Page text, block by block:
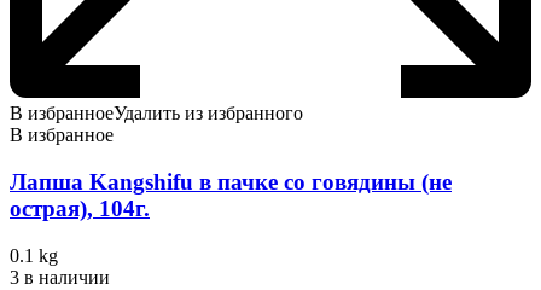
В избранноеУдалить из избранного
В избранное
Лапша Kangshifu в пачке со говядины (не
острая), 104г.
0.1 kg
3 в наличии